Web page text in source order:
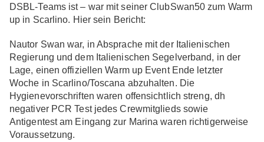
DSBL-Teams ist – war mit seiner ClubSwan50 zum Warm
up in Scarlino. Hier sein Bericht:
Nautor Swan war, in Absprache mit der Italienischen
Regierung und dem Italienischen Segelverband, in der
Lage, einen offiziellen Warm up Event Ende letzter
Woche in Scarlino/Toscana abzuhalten. Die
Hygienevorschriften waren offensichtlich streng, dh
negativer PCR Test jedes Crewmitglieds sowie
Antigentest am Eingang zur Marina waren richtigerweise
Voraussetzung.